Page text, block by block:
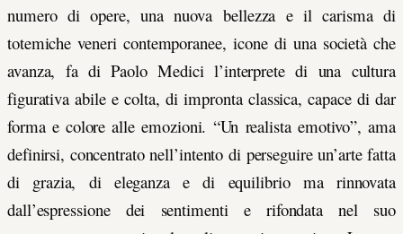
numero di opere, una nuovabellezza e il carisma di
totemiche veneri contemporanee, icone di una società che
avanza, fa di Paolo Medici l’interprete di una cultura
figurativa abile e colta, di impronta classica, capace di dar
forma e colore alle emozioni. “Un realista emotivo”, ama
definirsi, concentrato nell’intento di perseguire un’arte fatta
di grazia, di eleganza e di equilibrio ma rinnovata
dall’espressione dei sentimenti e rifondata nel suo